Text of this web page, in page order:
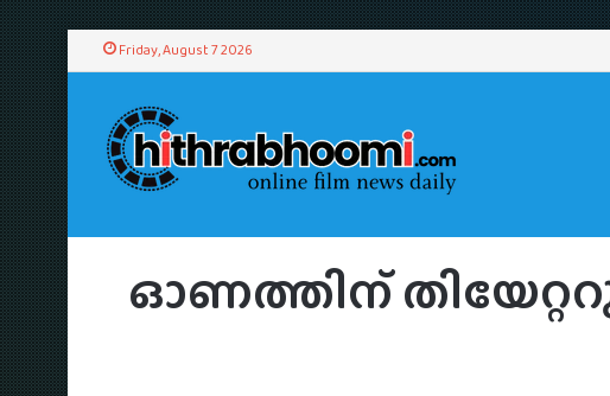
Friday, August 7 2026
ഓണത്തിന്